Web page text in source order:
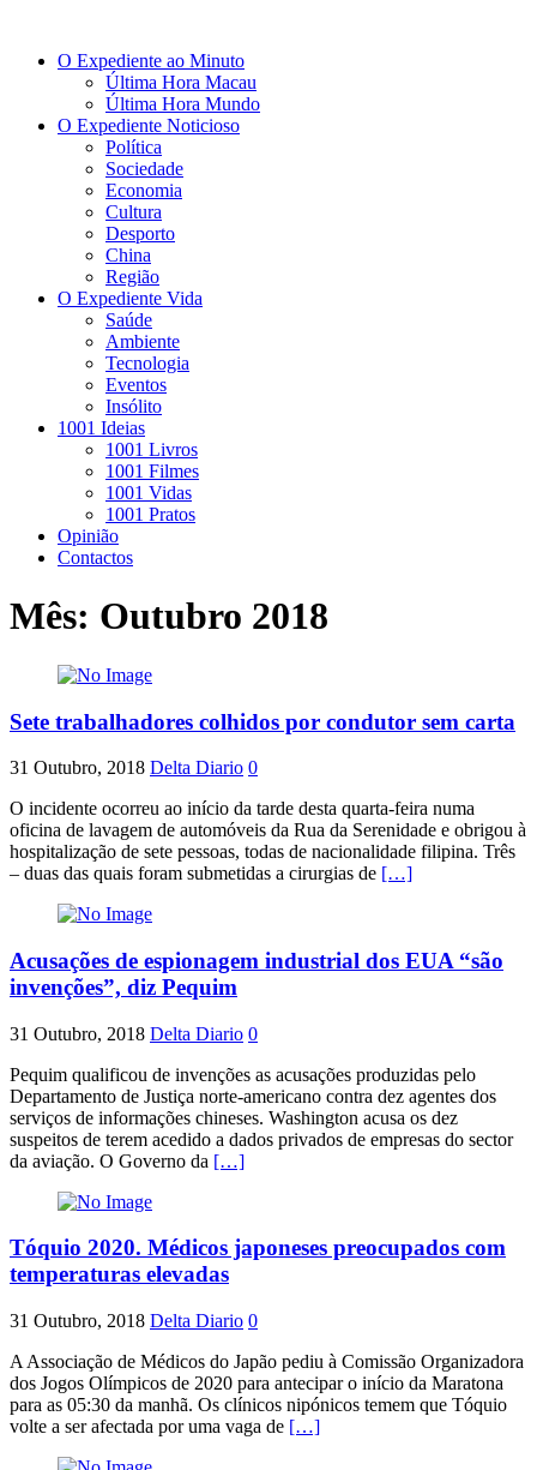
O Expediente ao Minuto
Última Hora Macau
Última Hora Mundo
O Expediente Noticioso
Política
Sociedade
Economia
Cultura
Desporto
China
Região
O Expediente Vida
Saúde
Ambiente
Tecnologia
Eventos
Insólito
1001 Ideias
1001 Livros
1001 Filmes
1001 Vidas
1001 Pratos
Opinião
Contactos
Mês: Outubro 2018
Sete trabalhadores colhidos por condutor sem carta
31 Outubro, 2018 Delta Diario 0
O incidente ocorreu ao início da tarde desta quarta-feira numa
oficina de lavagem de automóveis da Rua da Serenidade e obrigou à
hospitalização de sete pessoas, todas de nacionalidade filipina. Três
– duas das quais foram submetidas a cirurgias de […]
Acusações de espionagem industrial dos EUA “são
invenções”, diz Pequim
31 Outubro, 2018 Delta Diario 0
Pequim qualificou de invenções as acusações produzidas pelo
Departamento de Justiça norte-americano contra dez agentes dos
serviços de informações chineses. Washington acusa os dez
suspeitos de terem acedido a dados privados de empresas do sector
da aviação. O Governo da […]
Tóquio 2020. Médicos japoneses preocupados com
temperaturas elevadas
31 Outubro, 2018 Delta Diario 0
A Associação de Médicos do Japão pediu à Comissão Organizadora
dos Jogos Olímpicos de 2020 para antecipar o início da Maratona
para as 05:30 da manhã. Os clínicos nipónicos temem que Tóquio
volte a ser afectada por uma vaga de […]